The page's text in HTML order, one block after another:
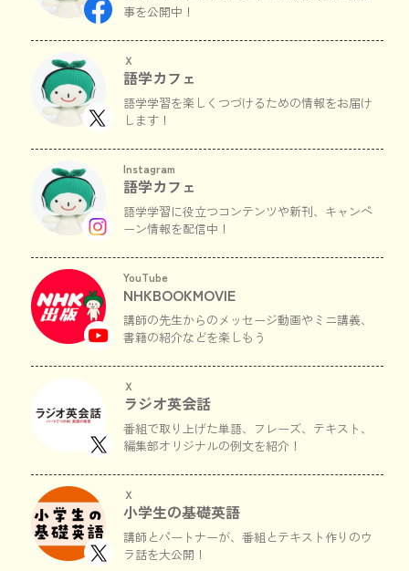
事を公開中！
Ｘ
語学カフェ
語学学習を楽しくつづけるための情報をお届け
します！
Instagram
語学カフェ
語学学習に役立つコンテンツや新刊、キャンペ
ーン情報を配信中！
YouTube
NHKBOOKMOVIE
講師の先生からのメッセージ動画やミニ講義、
書籍の紹介などを楽しもう
Ｘ
ラジオ英会話
番組で取り上げた単語、フレーズ、テキスト、
編集部オリジナルの例文を紹介！
Ｘ
小学生の基礎英語
講師とパートナーが、 番組とテキスト作りのウ
ラ話を大公開！